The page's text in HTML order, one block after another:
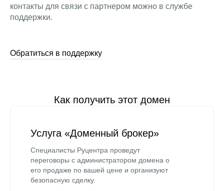
контакты для связи с партнером можно в службе
поддержки.
Обратиться в поддержку
Как получить этот домен
Услуга «Доменный брокер»
Специалисты Руцентра проведут
переговоры с администратором домена о
его продаже по вашей цене и организуют
безопасную сделку.